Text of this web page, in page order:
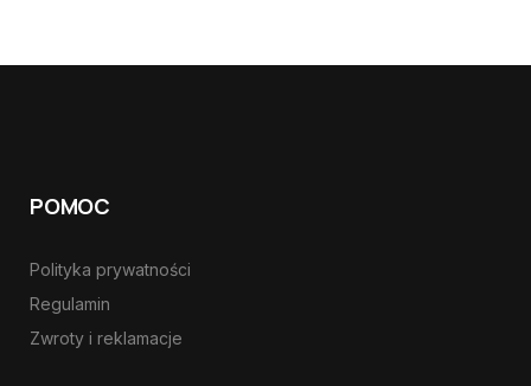
POMOC
Polityka prywatności
Regulamin
Zwroty i reklamacje